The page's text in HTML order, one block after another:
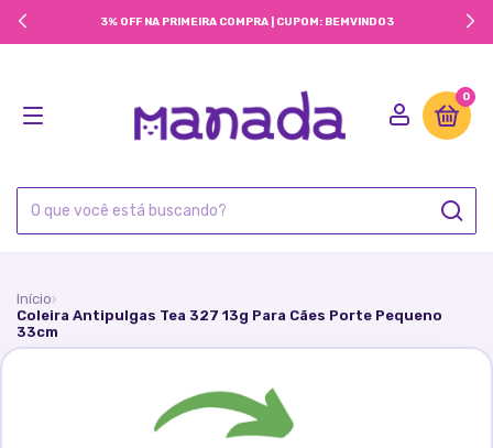
3% OFF NA PRIMEIRA COMPRA | CUPOM: BEMVINDO3
0
Início›
Coleira Antipulgas Tea 327 13g Para Cães Porte Pequeno
33cm